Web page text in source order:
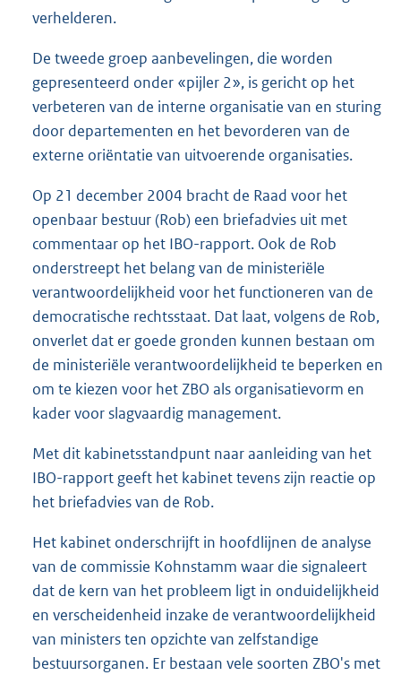
verhelderen.
De tweede groep aanbevelingen, die worden
gepresenteerd onder «pijler 2», is gericht op het
verbeteren van de interne organisatie van en sturing
door departementen en het bevorderen van de
externe oriëntatie van uitvoerende organisaties.
Op 21 december 2004 bracht de Raad voor het
openbaar bestuur (Rob) een briefadvies uit met
commentaar op het IBO-rapport. Ook de Rob
onderstreept het belang van de ministeriële
verantwoordelijkheid voor het functioneren van de
democratische rechtsstaat. Dat laat, volgens de Rob,
onverlet dat er goede gronden kunnen bestaan om
de ministeriële verantwoordelijkheid te beperken en
om te kiezen voor het ZBO als organisatievorm en
kader voor slagvaardig management.
Met dit kabinetsstandpunt naar aanleiding van het
IBO-rapport geeft het kabinet tevens zijn reactie op
het briefadvies van de Rob.
Het kabinet onderschrijft in hoofdlijnen de analyse
van de commissie Kohnstamm waar die signaleert
dat de kern van het probleem ligt in onduidelijkheid
en verscheidenheid inzake de verantwoordelijkheid
van ministers ten opzichte van zelfstandige
bestuursorganen. Er bestaan vele soorten ZBO's met